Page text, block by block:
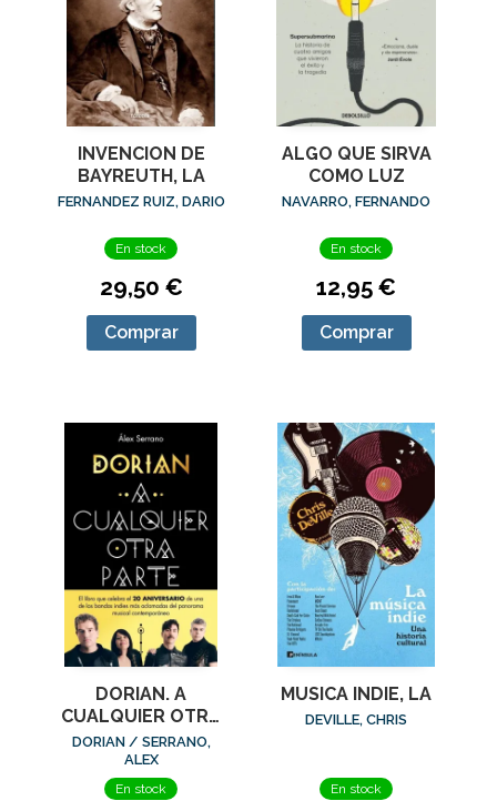
INVENCION DE
BAYREUTH, LA
FERNANDEZ RUIZ, DARIO
En stock
29,50 €
Comprar
ALGO QUE SIRVA
COMO LUZ
NAVARRO, FERNANDO
En stock
12,95 €
Comprar
DORIAN. A
CUALQUIER OTRA
PARTE
DORIAN / SERRANO,
ALEX
En stock
MUSICA INDIE, LA
DEVILLE, CHRIS
En stock